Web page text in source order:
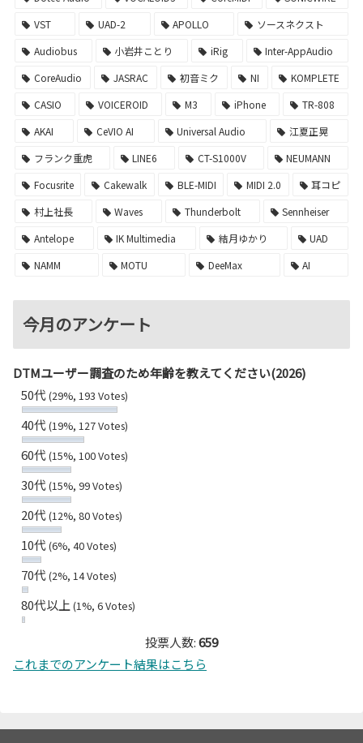
VST
UAD-2 APOLLO
ソースネクスト
Audiobus
小岩井ことり iRig
Inter-AppAudio
CoreAudio
JASRAC 初音ミク NI
KOMPLETE
CASIO
VOICEROID M3 iPhone
TR-808
AKAI
CeVIO AI Universal Audio
江夏正晃
フランク重虎
LINE6 CT-S1000V
NEUMANN
Focusrite
Cakewalk BLE-MIDI MIDI 2.0
耳コピ
村上社長
Waves Thunderbolt
Sennheiser
Antelope
IK Multimedia 結月ゆかり
UAD
NAMM
MOTU DeeMax AI
今月のアンケート
DTMユーザー調査のため年齢を教えてください(2026)
50代(29%, 193 Votes)
40代(19%, 127 Votes)
60代(15%, 100 Votes)
30代(15%, 99 Votes)
20代(12%, 80 Votes)
10代(6%, 40 Votes)
70代(2%, 14 Votes)
80代以上 (1%, 6 Votes)
投票人数:659
これまでのアンケート結果はこちら